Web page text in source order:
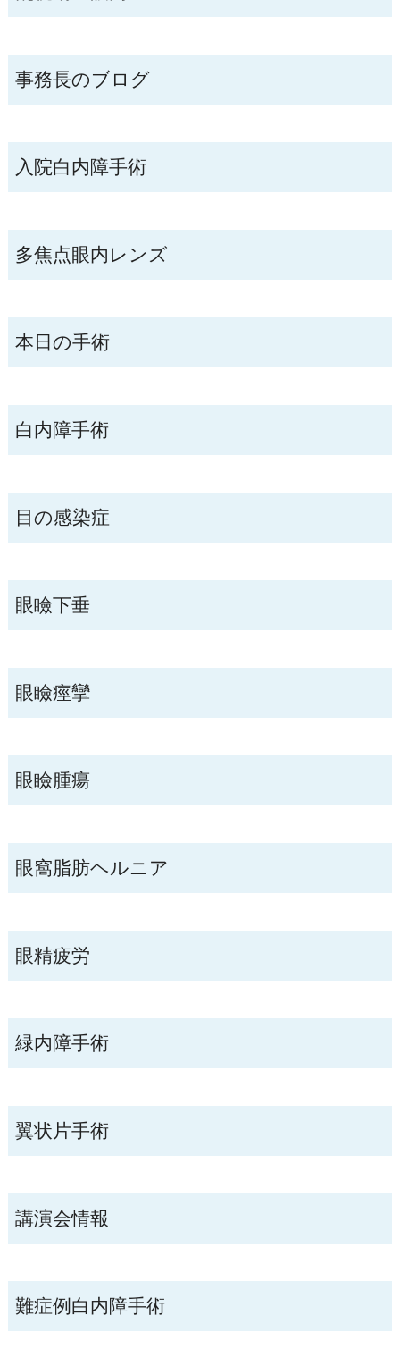
事務長のブログ
入院白内障手術
多焦点眼内レンズ
本日の手術
白内障手術
目の感染症
眼瞼下垂
眼瞼痙攣
眼瞼腫瘍
眼窩脂肪ヘルニア
眼精疲労
緑内障手術
翼状片手術
講演会情報
難症例白内障手術